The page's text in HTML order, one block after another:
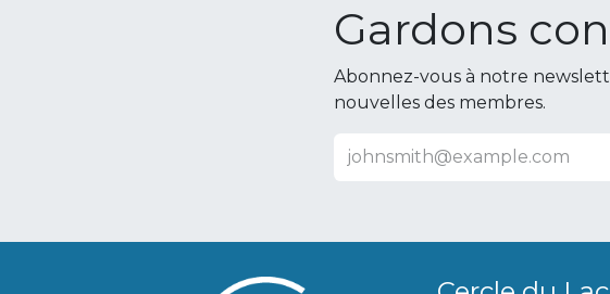
Gardons
Abonnez-vous à notre
nouvelles des membres.